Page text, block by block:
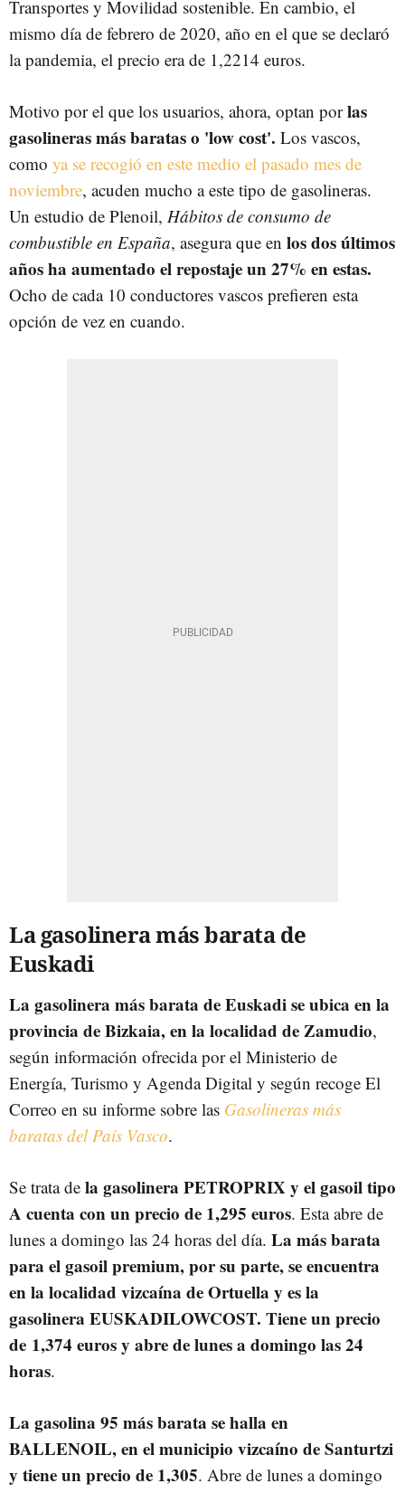
Transportes y Movilidad sostenible. En cambio, el
mismo día de febrero de 2020, año en el que se declaró
la pandemia, el precio era de 1,2214 euros.
Motivo por el que los usuarios, ahora, optan porlas
gasolineras más baratas o 'low cost'. Los vascos,
como ya se recogió en este medio el pasado mes de
noviembre, acuden mucho a este tipo de gasolineras.
Un estudio de Plenoil, Hábitos de consumo de
combustible en España, asegura que en los dos últimos
años ha aumentado el repostaje un 27% en estas.
Ocho de cada 10 conductores vascos prefieren esta
opción de vez en cuando.
La gasolinera más barata de
Euskadi
La gasolinera más barata de Euskadi se ubica en la
provincia de Bizkaia, en la localidad de Zamudio,
según información ofrecida por el Ministerio de
Energía, Turismo y Agenda Digital y según recoge El
Correo en su informe sobre las Gasolineras más
baratas del País Vasco.
Se trata de la gasolinera PETROPRIX y el gasoil tipo
A cuenta con un precio de 1,295 euros. Esta abre de
lunes a domingo las 24 horas del día. La más barata
para el gasoil premium, por su parte, se encuentra
en la localidad vizcaína de Ortuella y es la
gasolinera EUSKADILOWCOST. Tiene un precio
de 1,374 euros y abre de lunes a domingo las 24
horas.
La gasolina 95 más barata se halla en
BALLENOIL, en el municipio vizcaíno de Santurtzi
y tiene un precio de 1,305. Abre de lunes a domingo